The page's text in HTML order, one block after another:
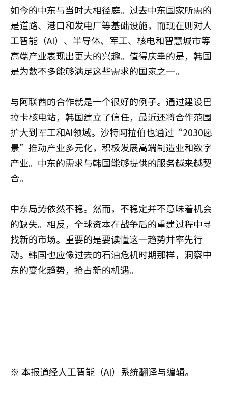
如今的中东与当时大相径庭。过去中东国家所需的
是道路、港口和发电厂等基础设施，而现在则对人
工智能（AI）、半导体、军工、核电和智慧城市等
高端产业表现出更大的兴趣。值得庆幸的是，韩国
是为数不多能够满足这些需求的国家之一。
与阿联酋的合作就是一个很好的例子。通过建设巴
拉卡核电站，韩国建立了信任，最近还将合作范围
扩大到军工和AI领域。沙特阿拉伯也通过“2030愿
景”推动产业多元化，积极发展高端制造业和数字
产业。中东的需求与韩国能够提供的服务越来越契
合。
中东局势依然不稳。然而，不稳定并不意味着机会
的缺失。相反，全球资本在战争后的重建过程中寻
找新的市场。重要的是要读懂这一趋势并率先行
动。韩国也应像过去的石油危机时期那样，洞察中
东的变化趋势，抢占新的机遇。
※ 本报道经人工智能（AI）系统翻译与编辑。